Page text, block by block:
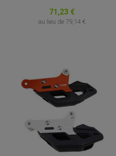
71,23 €
au lieu de 79,14 €